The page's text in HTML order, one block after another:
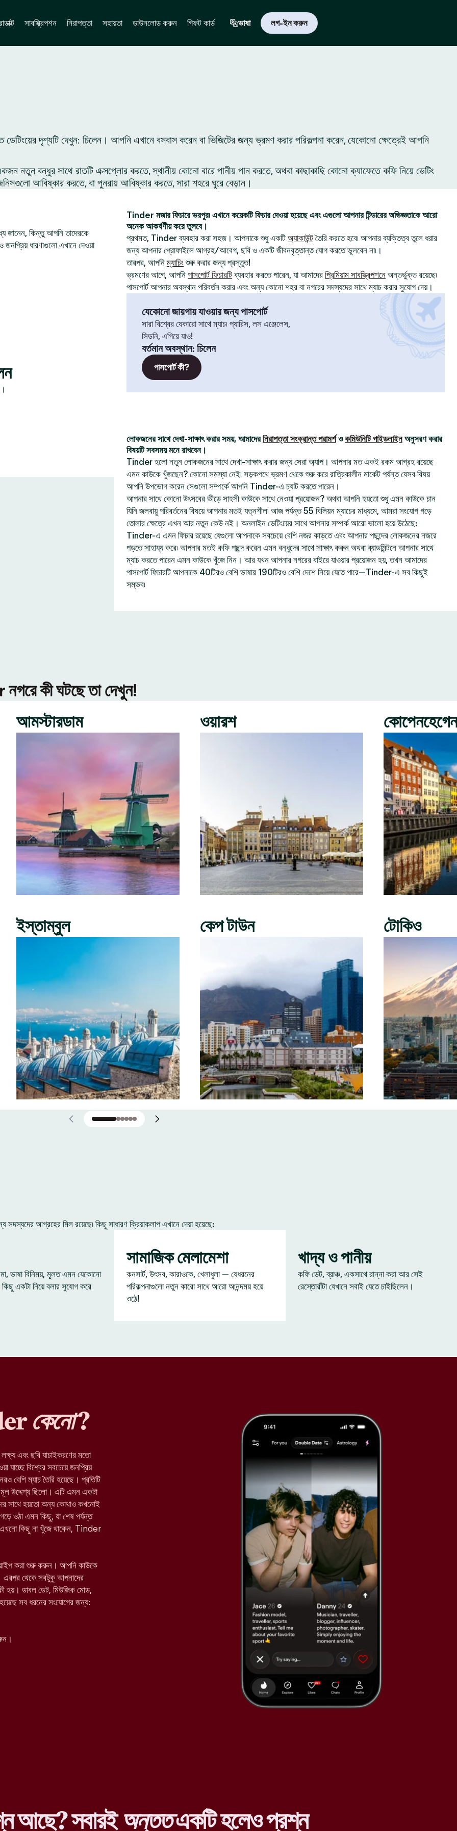
সাবস্ক্রিপশন নিরাপত্তা সহায়তা ডাউনলোড করুন গিফট কার্ড ভাষা লগ-ইন করুন
দৃশ্যটি দেখুন: চিলেন। আপনি এখানে বসবাস করেন বা ভিজিটের জন্য ভ্রমণ করার পরিকল্পনা করেন, যেকোনো ক্ষেত্রেই আপনি
বন্ধুর সাথে রাতটি এক্সপ্লোর করতে, স্থানীয় কোনো বারে পানীয় পান করতে, অথবা কাছাকাছি কোনো ক্যাফেতে কফি নিয়ে ডেটিং
আবিষ্কার করতে, বা পুনরায় আবিষ্কার করতে, সারা শহরে ঘুরে বেড়ান।
জানেন, কিন্তু আপনি তাদেরকে
জনপ্রিয় ধারণাগুলো এখানে দেওয়া
Tinder মজার ফিচারে ভরপুর৷ এখানে কয়েকটি ফিচার দেওয়া হয়েছে এবং এগুলো আপনার টিন্ডারের অভিজ্ঞতাকে আরো
অনেক আকর্ষণীয় করে তুলবে।
প্রথমত, Tinder ব্যবহার করা সহজ। আপনাকে শুধু একটি অ্যাকাউন্টতৈরি করতে হবে৷ আপনার ব্যক্তিত্ব তুলে ধরার
জন্য আপনার প্রোফাইলে আগ্রহ/আবেগ, ছবি ও একটি জীবনবৃত্তান্ত যোগ করতে ভুলবেন না৷।
তারপর, আপনিম্যাচিং শুরু করার জন্য প্রস্তুত!
ভ্রমণের আগে, আপনি পাসপোর্ট ফিচারটিব্যবহার করতে পারেন, যা আমাদের প্রিমিয়াম সাবস্ক্রিপশনে অন্তর্ভুক্ত রয়েছে৷
পাসপোর্ট আপনার অবস্থান পরিবর্তন করার এবং অন্য কোনো শহর বা নগরের সদস্যদের সাথে ম্যাচ করার সুযোগ দেয়।
যেকোনো জায়গায় যাওয়ার জন্য পাসপোর্ট
সারা বিশ্বের যেকারো সাথে ম্যাচ৷ প্যারিস, লস এঞ্জেলেস,
সিডনি, এগিয়ে যাও!
বর্তমান অবস্থান: চিলেন
পাসপোর্ট কী?
লোকজনের সাথে দেখা-সাক্ষাৎ করার সময়, আমাদেরনিরাপত্তা সংক্রান্ত পরামর্শওকমিউনিটি গাইডলাইনঅনুসরণ করার
বিষয়টি সবসময় মনে রাখবেন।
Tinder হলো নতুন লোকজনের সাথে দেখা-সাক্ষাৎ করার জন্য সেরা অ্যাপ। আপনার মত একই রকম আগ্রহ রয়েছে
এমন কাউকে খুঁজছেন? কোনো সমস্যা নেই৷ সড়কপথে ভ্রমণ থেকে শুরু করে রাত্রিকালীন মার্কেট পর্যন্ত যেসব বিষয়
আপনি উপভোগ করেন সেগুলো সম্পর্কে আপনি Tinder-এ চ্যাট করতে পারেন।
আপনার সাথে কোনো উৎসবের ভীড়ে সাহসী কাউকে সাথে নেওয়া প্রয়োজন? অথবা আপনি হয়তো শুধু এমন কাউকে চান
যিনি জলবায়ু পরিবর্তনের বিষয়ে আপনার মতই যত্নশীল৷ আজ পর্যন্ত 55 বিলিয়ন ম্যাচের মাধ্যমে, আমরা সংযোগ গড়ে
তোলার ক্ষেত্রে এখন আর নতুন কেউ নই। অনলাইন ডেটিংয়ের সাথে আপনার সম্পর্ক আরো ভালো হয়ে উঠেছে:
Tinder-এ এমন ফিচার রয়েছে যেগুলো আপনাকে সবচেয়ে বেশি নজর কাড়তে এবং আপনার পছন্দের লোকজনের নজরে
পড়তে সাহায্য করে৷ আপনার মতই কফি পছন্দ করেন এমন বন্ধুদের সাথে সাক্ষাৎ করুন অথবা ব্যাডমিন্টনে আপনার সাথে
ম্যাচ করতে পারেন এমন কাউকে খুঁজে নিন। আর যখন আপনার নগরের বাইরে যাওয়ার প্রয়োজন হয়, তখন আমাদের
পাসপোর্ট ফিচারটি আপনাকে 40টিরও বেশি ভাষায় 190টিরও বেশি দেশে নিয়ে যেতে পারে—Tinder-এ সব কিছুই
সম্ভব৷
কী ঘটছে তা দেখুন!
আমস্টারডাম
ইস্তাম্বুল
ওয়ারশ
কেপ টাউন
কোপেনহেগেন
টোকিও
আগ্রহের মিল রয়েছে৷ কিছু সাধারণ ক্রিয়াকলাপ এখানে দেয়া হয়েছে:
ভাষা বিনিময়, মূলত এমন যেকোনো
একটা নিয়ে বলার সুযোগ করে
সামাজিক মেলামেশা
কনসার্ট, উৎসব, কারাওকে, খেলাধুলা — যেধরনের
পরিকল্পনাগুলো নতুন কারো সাথে আরো আনন্দময় হয়ে
ওঠে!
খাদ্য ও পানীয়
কফি ডেট, ব্রাঞ্চ, একসাথে রান্না করা আর সেই
রেস্তোরাঁটা যেখানে সবাই যেতে চাইছিলেন।
কেনো?
এবং ছবি যাচাইকরণের মতো
যাচ্ছে বিশ্বের সবচেয়ে জনপ্রিয়
বেশি ম্যাচ তৈরি হয়েছে। প্রতিটি
উদ্দেশ্য ছিলো। এটি এমন একটা
সাথে হয়তো অন্য কোথাও কখনোই
ওঠা এমন কিছু, যা শেষ পর্যন্ত
এখনো কিছু না খুঁজে থাকেন, Tinder
করা শুরু করুন। আপনি কাউকে
এরপর থেকে সবটুকু আপনাদের
হয়। ডাবল ডেট, মিউজিক মোড,
সব ধরনের সংযোগের জন্য:
আছে? সবারইঅন্ততএকটি হলেও প্রশ্ন